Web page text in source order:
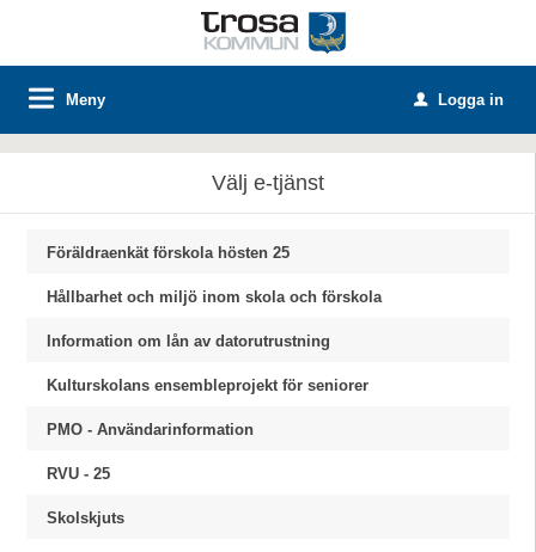
Meny u Logga in
Välj e-tjänst
Föräldraenkät förskola hösten 25
Hållbarhet och miljö inom skola och förskola
Information om lån av datorutrustning
Kulturskolans ensembleprojekt för seniorer
PMO - Användarinformation
RVU - 25
Skolskjuts